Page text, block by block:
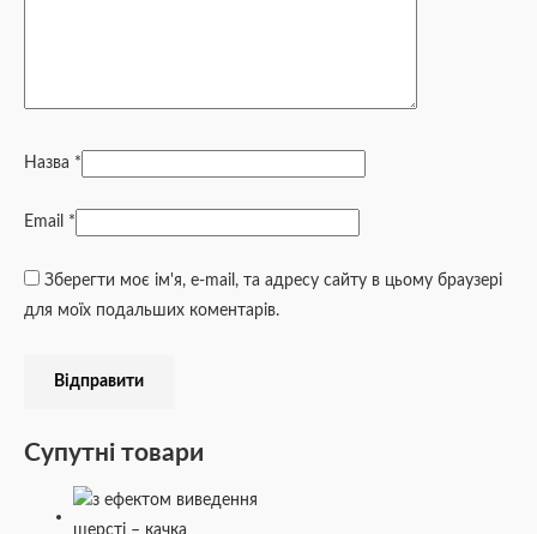
Назва *
Email *
Зберегти моє ім'я, e-mail, та адресу сайту в цьому браузері
для моїх подальших коментарів.
Супутні товари